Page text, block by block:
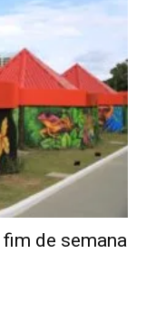
de semana